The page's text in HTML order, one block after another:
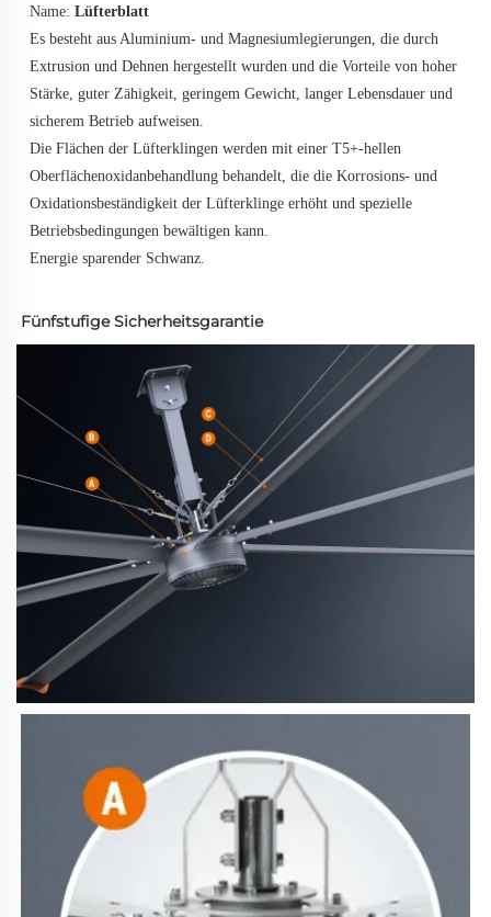
Name: Lüfterblatt
Es besteht aus Aluminium- und Magnesiumlegierungen, die durch
Extrusion und Dehnen hergestellt wurden und die Vorteile von hoher
Stärke, guter Zähigkeit, geringem Gewicht, langer Lebensdauer und
sicherem Betrieb aufweisen.
Die Flächen der Lüfterklingen werden mit einer T5+-hellen
Oberflächenoxidanbehandlung behandelt, die die Korrosions- und
Oxidationsbeständigkeit der Lüfterklinge erhöht und spezielle
Betriebsbedingungen bewältigen kann.
Energie sparender Schwanz.
Fünfstufige Sicherheitsgarantie